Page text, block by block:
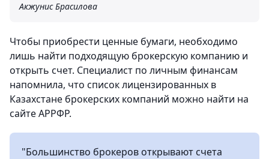
Акжунис Брасилова
Чтобы приобрести ценные бумаги, необходимо
лишь найти подходящую брокерскую компанию и
открыть счет. Специалист по личным финансам
напомнила, что список лицензированных в
Казахстане брокерских компаний можно найти на
сайте АРРФР.
"Большинство брокеров открывают счета